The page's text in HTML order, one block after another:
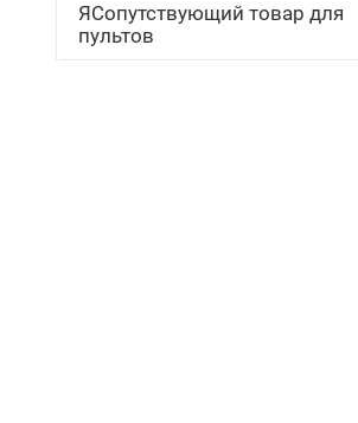
ЯСопутствующий товар для
пультов